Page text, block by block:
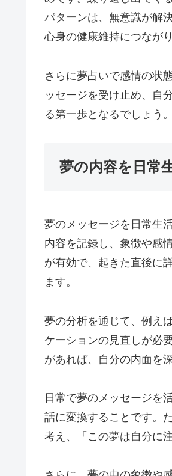
パターンは、無意識が解
心身の健康維持につながり
さらに夢占いで感情の状
ッセージを受け止め、自
る第一歩となるでしょう。
夢の内容を日常
夢のメッセージを日常生
内容を記録し、象徴や感
が有効で、起きた直後に
ます。
夢の分析を通じて、例え
ケーションの見直しが必
があれば、自分の内面を
日常で夢のメッセージを
話に変換することです。
考え、「この夢は自分に